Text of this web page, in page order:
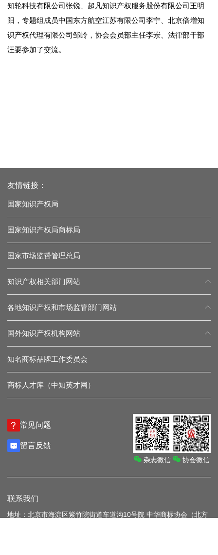
知轮科技有限公司张锐、超凡知识产权服务股份有限公司王明
阳，专题组成员中国东方航空江苏有限公司李宁、北京倍增知
识产权代理有限公司邹岭，协会会员部主任李岽、法律部干部
汪要参加了交流。
友情链接：
国家知识产权局
国家知识产权局商标局
国家市场监督管理总局
知识产权相关部门网站
各地知识产权和市场监管部门网站
国外知识产权机构网站
知名商标品牌工作委员会
商标人才库（中知英才网）
联系我们
地址：北京市海淀区紫竹院街道车道沟10号院 中华商标协会（北方
协会微信
杂志微信
常见问题
留言反馈